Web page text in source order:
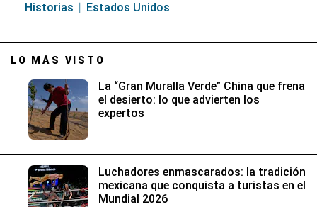
Historias Estados Unidos
LO MÁS VISTO
La “Gran Muralla Verde” China que frena
el desierto: lo que advierten los
expertos
Luchadores enmascarados: la tradición
mexicana que conquista a turistas en el
Mundial 2026